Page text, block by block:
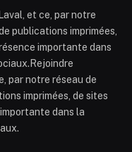
et ce, par notre
publications imprimées,
importante dans
par notre réseau de
imprimées, de sites
dans la